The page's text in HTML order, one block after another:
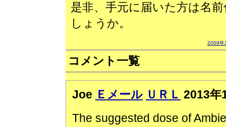
是非、手元に届いた方は名
しょうか。
2009年
コメント一覧
Joe Ｅメール ＵＲＬ 2013年
The suggested dose of